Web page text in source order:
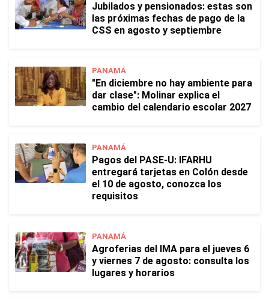
Jubilados y pensionados: estas son
las próximas fechas de pago de la
CSS en agosto y septiembre
PANAMÁ
"En diciembre no hay ambiente para
dar clase": Molinar explica el
cambio del calendario escolar 2027
PANAMÁ
Pagos del PASE-U: IFARHU
entregará tarjetas en Colón desde
el 10 de agosto, conozca los
requisitos
PANAMÁ
Agroferias del IMA para el jueves 6
y viernes 7 de agosto: consulta los
lugares y horarios